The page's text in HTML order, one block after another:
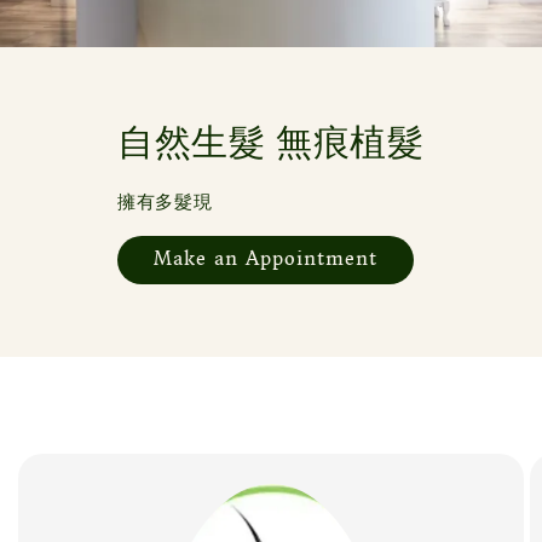
自然生髮 無痕植髮
擁有多髮現
Make an Appointment